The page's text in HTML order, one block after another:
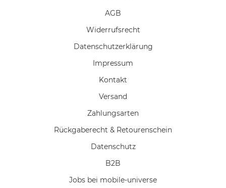
AGB
Widerrufs­recht
Daten­schutz­erklärung
Impressum
Kontakt
Versand
Zahlungsarten
Rückgaberecht & Retourenschein
Datenschutz
B2B
Jobs bei mobile-universe